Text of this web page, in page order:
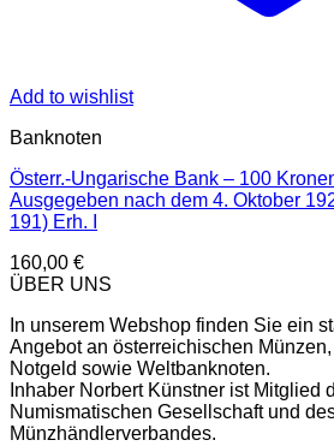
Add to wishlist
Banknoten
Österr.-Ungarische Bank – 100
Ausgegeben nach dem 4. Oktober
191) Erh. I
160,00 €
ÜBER UNS
In unserem Webshop finden Sie ein
Angebot an österreichischen
Notgeld sowie Weltbanknoten.
Inhaber Norbert Künstner ist Mitglied
Numismatischen Gesellschaft und
Münzhändlerverbandes.